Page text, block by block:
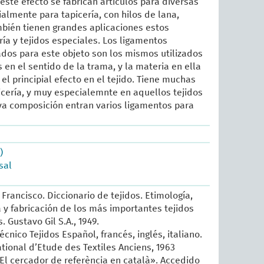
para tapicería, con hilos de lana,
tienen grandes aplicaciones estos
y tejidos especiales. Los ligamentos
para este objeto son los mismos utilizados
en el sentido de la trama, y la materia en ella
principial efecto en el tejido. Tiene muchas
y muy especialemnte en aquellos tejidos
composición entran varios ligamentos para
Diccionario de tejidos. Etimología,
y fabricación de los más importantes tejidos
Gil S.A., 1949.
Tejidos Español, francés, inglés, italiano.
d’Etude des Textiles Anciens, 1963
cercador de referència en català». Accedido